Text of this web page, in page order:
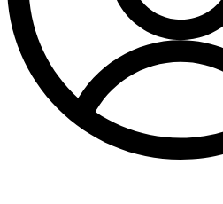
Душевые кабины и
Душевые двери
Душевые кабины
Душевые перегородки
(2)
Задвижки и комплектующие